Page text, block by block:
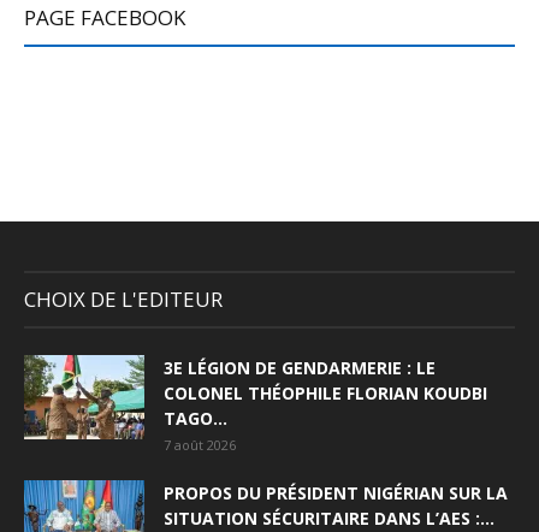
PAGE FACEBOOK
CHOIX DE L'EDITEUR
3E LÉGION DE GENDARMERIE : LE
COLONEL THÉOPHILE FLORIAN KOUDBI
TAGO...
7 août 2026
PROPOS DU PRÉSIDENT NIGÉRIAN SUR LA
SITUATION SÉCURITAIRE DANS L’AES :...